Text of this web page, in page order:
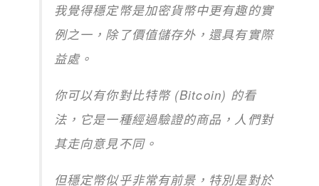
我覺得穩定幣是加密貨幣中更有趣的實
例之一，除了價值儲存外，還具有實際
益處。
你可以有你對比特幣 (Bitcoin) 的看
法，它是一種經過驗證的商品，人們對
其走向意見不同。
但穩定幣似乎非常有前景，特別是對於